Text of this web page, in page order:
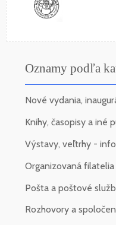
Oznamy podľa
Nové vydania,
Knihy, časopisy a iné
Výstavy, veľtrhy -
Organizovaná filatelia
Pošta a poštové
Rozhovory a